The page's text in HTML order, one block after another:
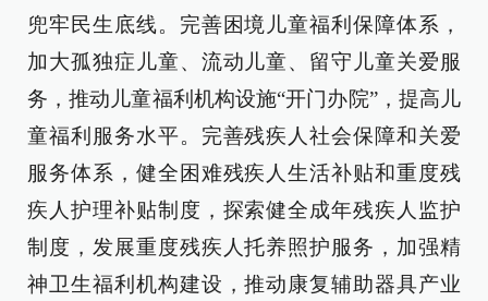
兜牢民生底线。完善困境儿童福利保障体系，
加大孤独症儿童、流动儿童、留守儿童关爱服
务，推动儿童福利机构设施“开门办院”，提高儿
童福利服务水平。完善残疾人社会保障和关爱
服务体系，健全困难残疾人生活补贴和重度残
疾人护理补贴制度，探索健全成年残疾人监护
制度，发展重度残疾人托养照护服务，加强精
神卫生福利机构建设，推动康复辅助器具产业